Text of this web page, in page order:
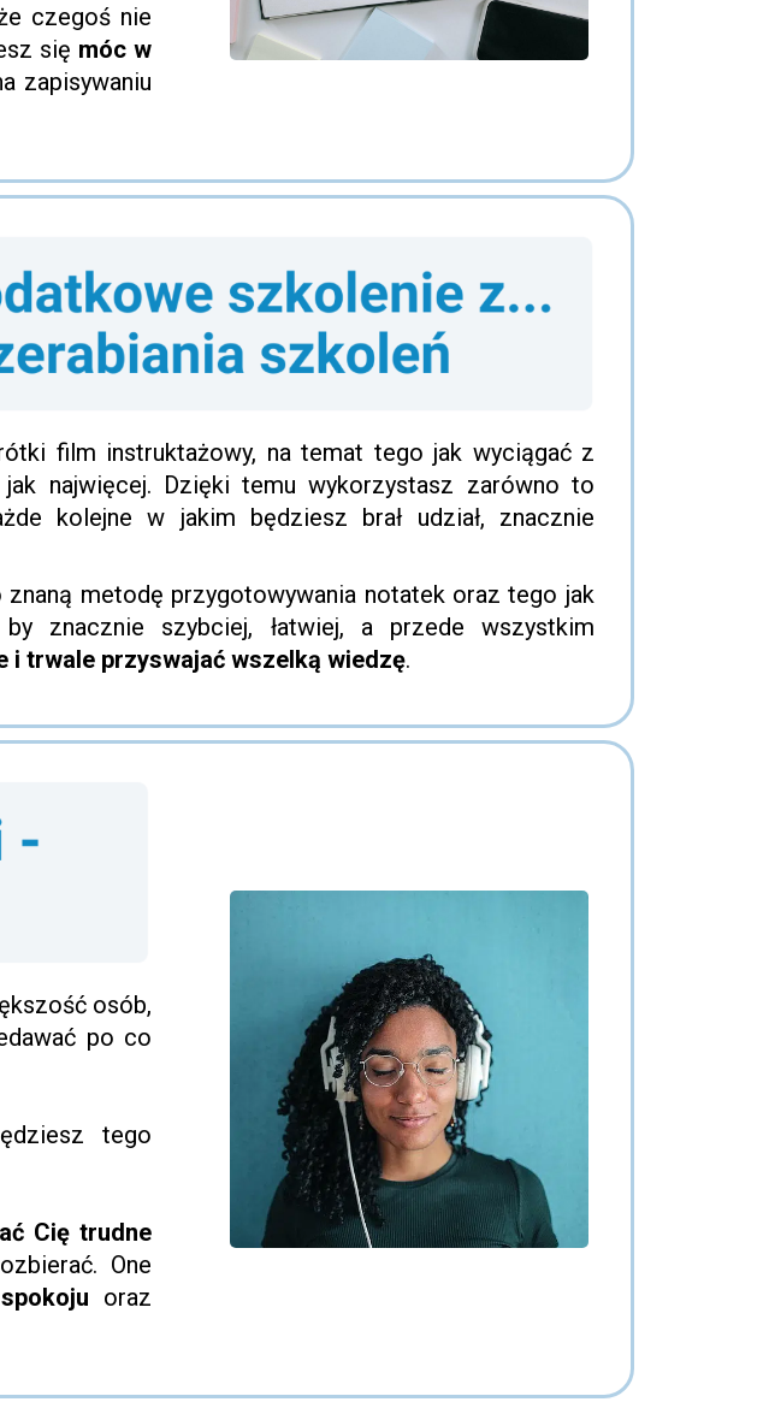
czegoś nie
się móc w
zapisywaniu
film instruktażowy, na temat tego jak wyciągać z
najwięcej. Dzięki temu wykorzystasz zarówno to
kolejne w jakim będziesz brał udział, znacznie
znaną metodę przygotowywania notatek oraz tego jak
znacznie szybciej, łatwiej, a przede wszystkim
i trwale przyswajać wszelką wiedzę.
osób,
po co
tego
Cię trudne
One
oraz